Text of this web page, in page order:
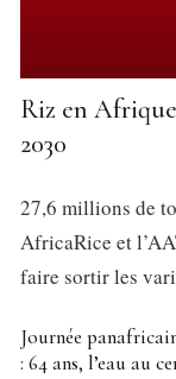
Riz en Afrique
2030
27,6 millions de
AfricaRice et
faire sortir les
Journée
: 64 ans, l’eau au